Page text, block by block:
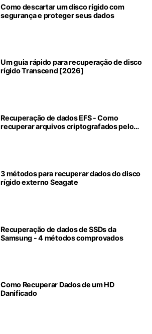
Como descartar um disco rígido com
segurança e proteger seus dados
Um guia rápido para recuperação de disco
rígido Transcend [2026]
Recuperação de dados EFS - Como
recuperar arquivos criptografados pelo
3 métodos para recuperar dados do disco
rígido externo Seagate
Recuperação de dados de SSDs da
Samsung - 4 métodos comprovados
Como Recuperar Dados de um HD
Danificado